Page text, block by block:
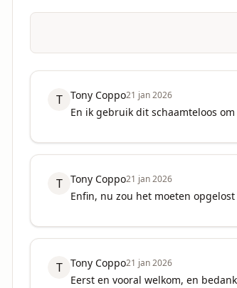
T Tony Coppo21 jan 2026
En ik gebruik dit schaamteloos
T Tony Coppo21 jan 2026
Enfin, nu zou het moeten
T Tony Coppo21 jan 2026
Eerst en vooral welkom, en